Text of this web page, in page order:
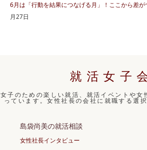
6月は「行動を結果につなげる月」！ここから差
月27日
就活女子
女子のための楽しい就活、就活イベントや女
っています。女性社長の会社に就職する選
島袋尚美の就活相談
女性社長インタビュー